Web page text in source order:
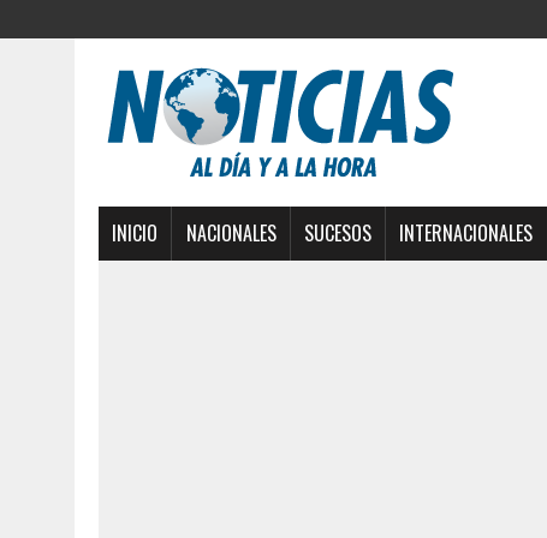
INICIO NACIONALES SUCESOS INTERNACIONALES